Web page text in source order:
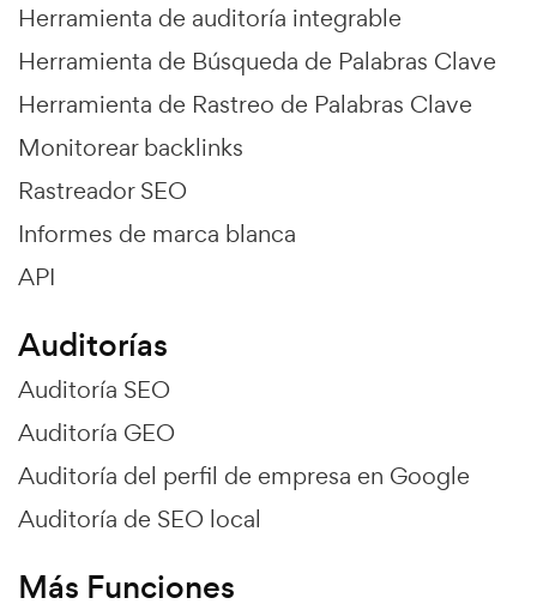
Herramienta de auditoría integrable
Herramienta de Búsqueda de Palabras Clave
Herramienta de Rastreo de Palabras Clave
Monitorear backlinks
Rastreador SEO
Informes de marca blanca
API
Auditorías
Auditoría SEO
Auditoría GEO
Auditoría del perfil de empresa en Google
Auditoría de SEO local
Más Funciones